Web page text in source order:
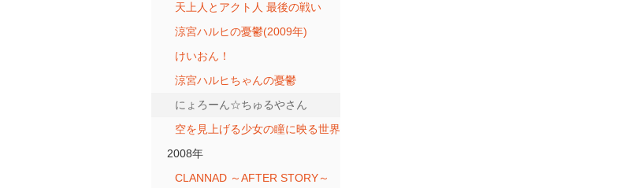
天上人とアクト人 最後の戦い
涼宮ハルヒの憂鬱(2009年)
けいおん！
涼宮ハルヒちゃんの憂鬱
にょろーん☆ちゅるやさん
空を見上げる少女の瞳に映る世界
2008年
CLANNAD ～AFTER STORY～